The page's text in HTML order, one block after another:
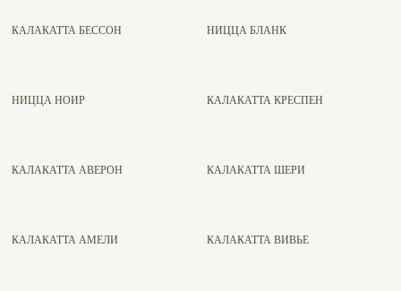
КАЛАКАТТА БЕССОН НИЦЦА БЛАНК
НИЦЦА НОИР КАЛАКАТТА КРЕСПЕН
КАЛАКАТТА АВЕРОН КАЛАКАТТА ШЕРИ
КАЛАКАТТА АМЕЛИ КАЛАКАТТА ВИВЬЕ